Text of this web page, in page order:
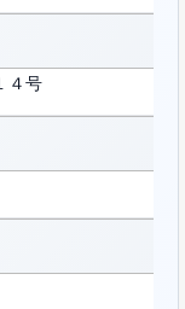
４号